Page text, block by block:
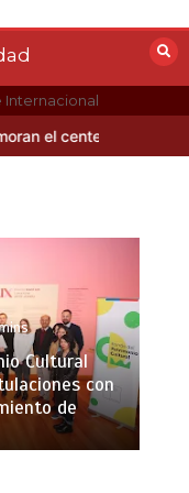
Internacional
centenario del
Cultural
con
de